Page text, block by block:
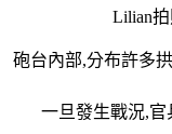
Lilian
砲台內部,分布許多
一旦發生戰況,